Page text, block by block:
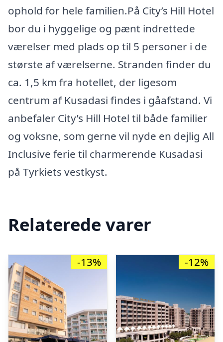
ophold for hele familien.På City’s Hill Hotel
bor du i hyggelige og pænt indrettede
værelser med plads op til 5 personer i de
største af værelserne. Stranden finder du
ca. 1,5 km fra hotellet, der ligesom
centrum af Kusadasi findes i gåafstand. Vi
anbefaler City’s Hill Hotel til både familier
og voksne, som gerne vil nyde en dejlig All
Inclusive ferie til charmerende Kusadasi
på Tyrkiets vestkyst.
Relaterede varer
-13% -12%